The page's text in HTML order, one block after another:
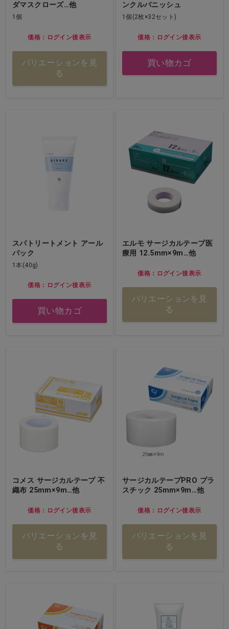
ダマスクローズ…他
1個
価格：ログイン後表示
バリエーションを見
る
ンクルバニッシュ
1個(2枚×32セット)
価格：ログイン後表示
買い物カゴ
スパトリートメント アール
パック
1本(40g)
価格：ログイン後表示
買い物カゴ
エルモ サージカルテープ医
療用 12.5mm×9m…他
価格：ログイン後表示
バリエーションを見
る
コメス サージカルテープ 不
織布 25mm×9m…他
価格：ログイン後表示
バリエーションを見
る
サージカルテープPRO プラ
スチック 25mm×9m…他
価格：ログイン後表示
バリエーションを見
る